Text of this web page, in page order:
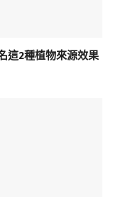
這2種植物來源效果